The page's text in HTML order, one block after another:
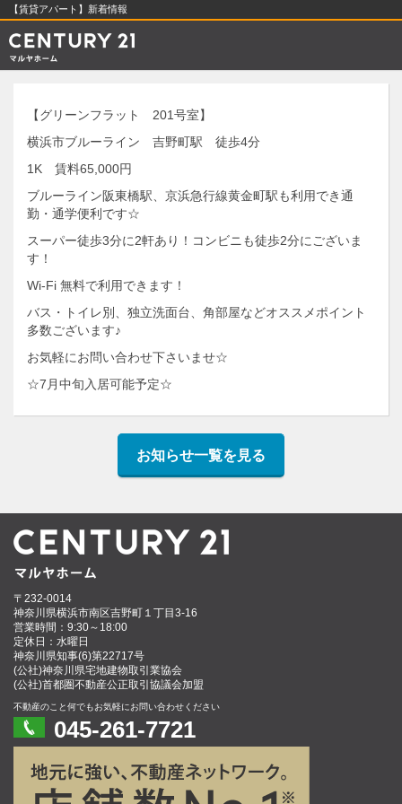
【賃貸アパート】新着情報
【グリーンフラット 201号室】
横浜市ブルーライン 吉野町駅 徒歩4分
1K 賃料65,000円
ブルーライン阪東橋駅、京浜急行線黄金町駅も利用でき通
勤・通学便利です☆
スーパー徒歩3分に2軒あり！コンビニも徒歩2分にございま
す！
Wi-Fi 無料で利用できます！
バス・トイレ別、独立洗面台、角部屋などオススメポイント
多数ございます♪
お気軽にお問い合わせ下さいませ☆
☆7月中旬入居可能予定☆
お知らせ一覧を見る
〒232-0014
神奈川県横浜市南区吉野町１丁目3-16
営業時間：9:30～18:00
定休日：水曜日
神奈川県知事(6)第22717号
(公社)神奈川県宅地建物取引業協会
(公社)首都圏不動産公正取引協議会加盟
不動産のこと何でもお気軽にお問い合わせください
045-261-7721